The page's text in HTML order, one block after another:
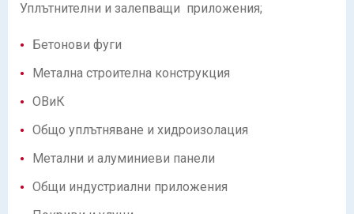
Уплътнителни и залепващи приложения;
Бетонови фуги
Метална строителна конструкция
ОВиК
Общо уплътняване и хидроизолация
Метални и алуминиеви панели
Общи индустриални приложения